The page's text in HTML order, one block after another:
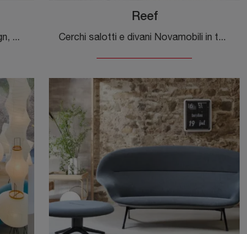
Se desideri divani per salotti design, clicca e leggi di più sul modello Avenue in tessuto della marca Novamobili.
Reef
Cerchi salotti e divani Novamobili in tessuto? Clicca e ottieni informazioni sul modello Reef per spazi moderni.